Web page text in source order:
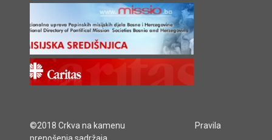
©2018 Crkva na kamenu
Pravila
prenošenja sadržaja